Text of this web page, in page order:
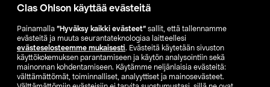
Clas Ohlson käyttää evästeitä
Painamalla ”Hyväksy kaikki evästeet” sallit, että tallennamme
evästeitä ja muuta seurantateknologiaa laitteellesi
evästeselosteemme mukaisesti. Evästeitä käytetään sivuston
käyttökokemuksen parantamiseen ja käytön analysointiin sekä
mainonnan kohdentamiseen. Käytämme neljänlaisia evästeitä:
välttämättömät, toiminnalliset, analyyttiset ja mainosevästeet.
Muut yrityksemme
Etsi myymälä
SE NO FI